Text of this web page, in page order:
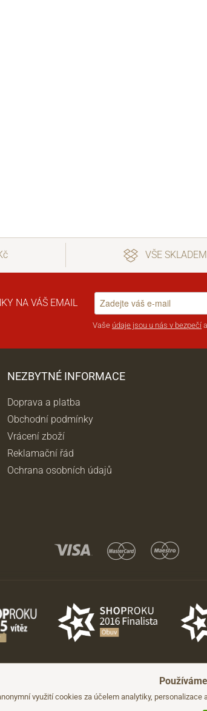
VŠE
NA VÁŠ EMAIL
Vaše údaje jsou u nás v bezpečí
NEZBYTNÉ INFORMACE
Doprava a platba
Obchodní podmínky
Vrácení zboží
Reklamační řád
Ochrana osobních údajů
využití cookies za účelem analytiky,